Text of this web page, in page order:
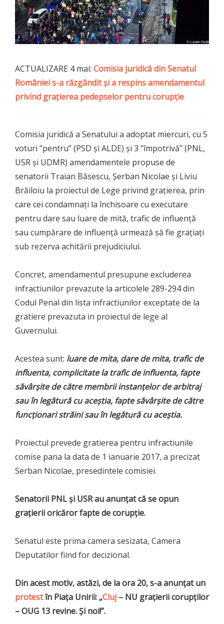
ACTUALIZARE 4 mai: Comisia juridică din Senatul
României s-a răzgândit şi a respins amendamentul
privind graţierea pedepselor pentru corupţie
Comisia juridică a Senatului a adoptat miercuri, cu 5
voturi ”pentru” (PSD şi ALDE) şi 3 ”împotrivă” (PNL,
USR şi UDMR) amendamentele propuse de
senatorii Traian Băsescu, Şerban Nicolae şi Liviu
Brăiloiu la proiectul de Lege privind graţierea, prin
care cei condamnaţi la închisoare cu executare
pentru dare sau luare de mită, trafic de influenţă
sau cumpărare de influenţă urmează să fie graţiaţi
sub rezerva achitării prejudiciului.
Concret, amendamentul presupune excluderea
infractiunilor prevazute la articolele 289-294 din
Codul Penal din lista infractiunilor exceptate de la
gratiere prevazuta in proiectul de lege al
Guvernului.
Acestea sunt: luare de mita, dare de mita, trafic de
influenta, complicitate la trafic de influenta, fapte
săvârşite de către membrii instanţelor de arbitraj
sau în legătură cu aceştia, fapte săvârşite de către
funcţionari străini sau în legătură cu aceştia.
Proiectul prevede gratierea pentru infractiunile
comise pana la data de 1 ianuarie 2017, a precizat
Serban Nicolae, presedintele comisiei.
Senatorii PNL şi USR au anunţat că se opun
graţierii oricăror fapte de corupţie.
Senatul este prima camera sesizata, Camera
Deputatilor fiind for decizional.
Din acest motiv, astăzi, de la ora 20, s-a anunţat un
protestîn Piaţa Unirii: „Cluj – NU graţierii corupţilor
– OUG 13 revine. Şi noi!”.